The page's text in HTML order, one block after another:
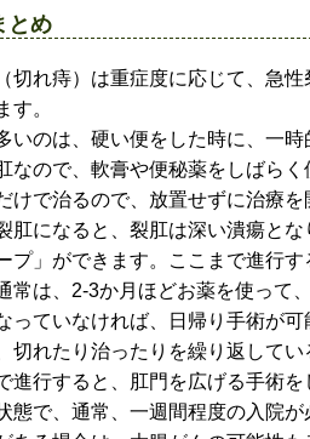
とめ
切れ痔）は重症度に応じて、急
す。
いのは、硬い便をした時に、一
なので、軟膏や便秘薬をしばら
けで治るので、放置せずに治療を
肛になると、裂肛は深い潰瘍と
プ」ができます。ここまで進行
常は、2-3か月ほどお薬を使って
っていなければ、日帰り手術が可
切れたり治ったりを繰り返して
進行すると、肛門を広げる手術
態で、通常、一週間程度の入院が